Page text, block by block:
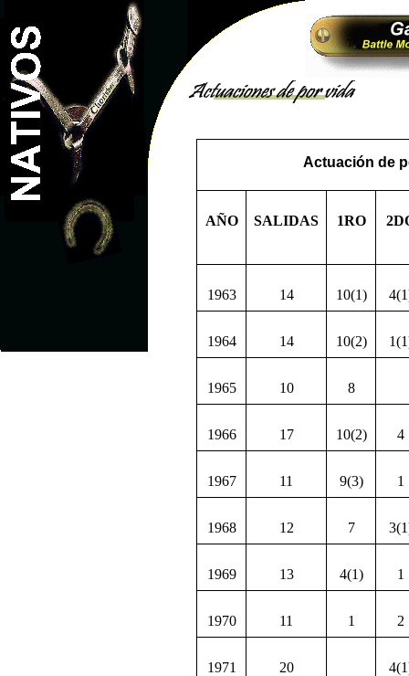
Actuación de
AÑO SALIDAS 1RO
1963 14 10(1)
1964 14 10(2)
1965 10 8
1966 17 10(2) 4
1967 11 9(3) 1
1968 12 7
1969 13 4(1) 1
1970 11 1 2
1971 20